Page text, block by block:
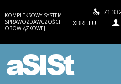
KOMPLEKSOWY SYSTEM
SPRAWOZDAWCZOŚCI
OBOWIĄZKOWEJ
71
XBRL.EU
aSISt